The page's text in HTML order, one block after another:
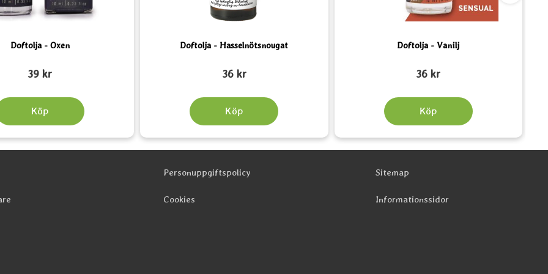
Doftolja - Oxen
39 kr
Köp
Doftolja - Hasselnötsnougat
36 kr
Köp
Doftolja - Vanilj
36 kr
Köp
Personuppgiftspolicy
Cookies
Sitemap
Informationssidor